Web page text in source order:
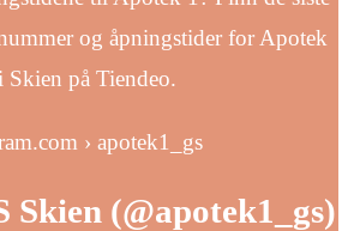
og åpningstider for Apotek
på Tiendeo.
› apotek1_gs
Skien (@apotek1_gs)